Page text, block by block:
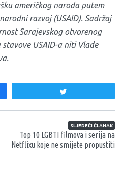
američkog naroda putem
razvoj (USAID). Sadržaj
Sarajevskog otvorenog
USAID-a niti Vlade
SLJEDEĆI ČLANAK
Top 10 LGBTI filmova i serija na
Netflixu koje ne smijete propustiti